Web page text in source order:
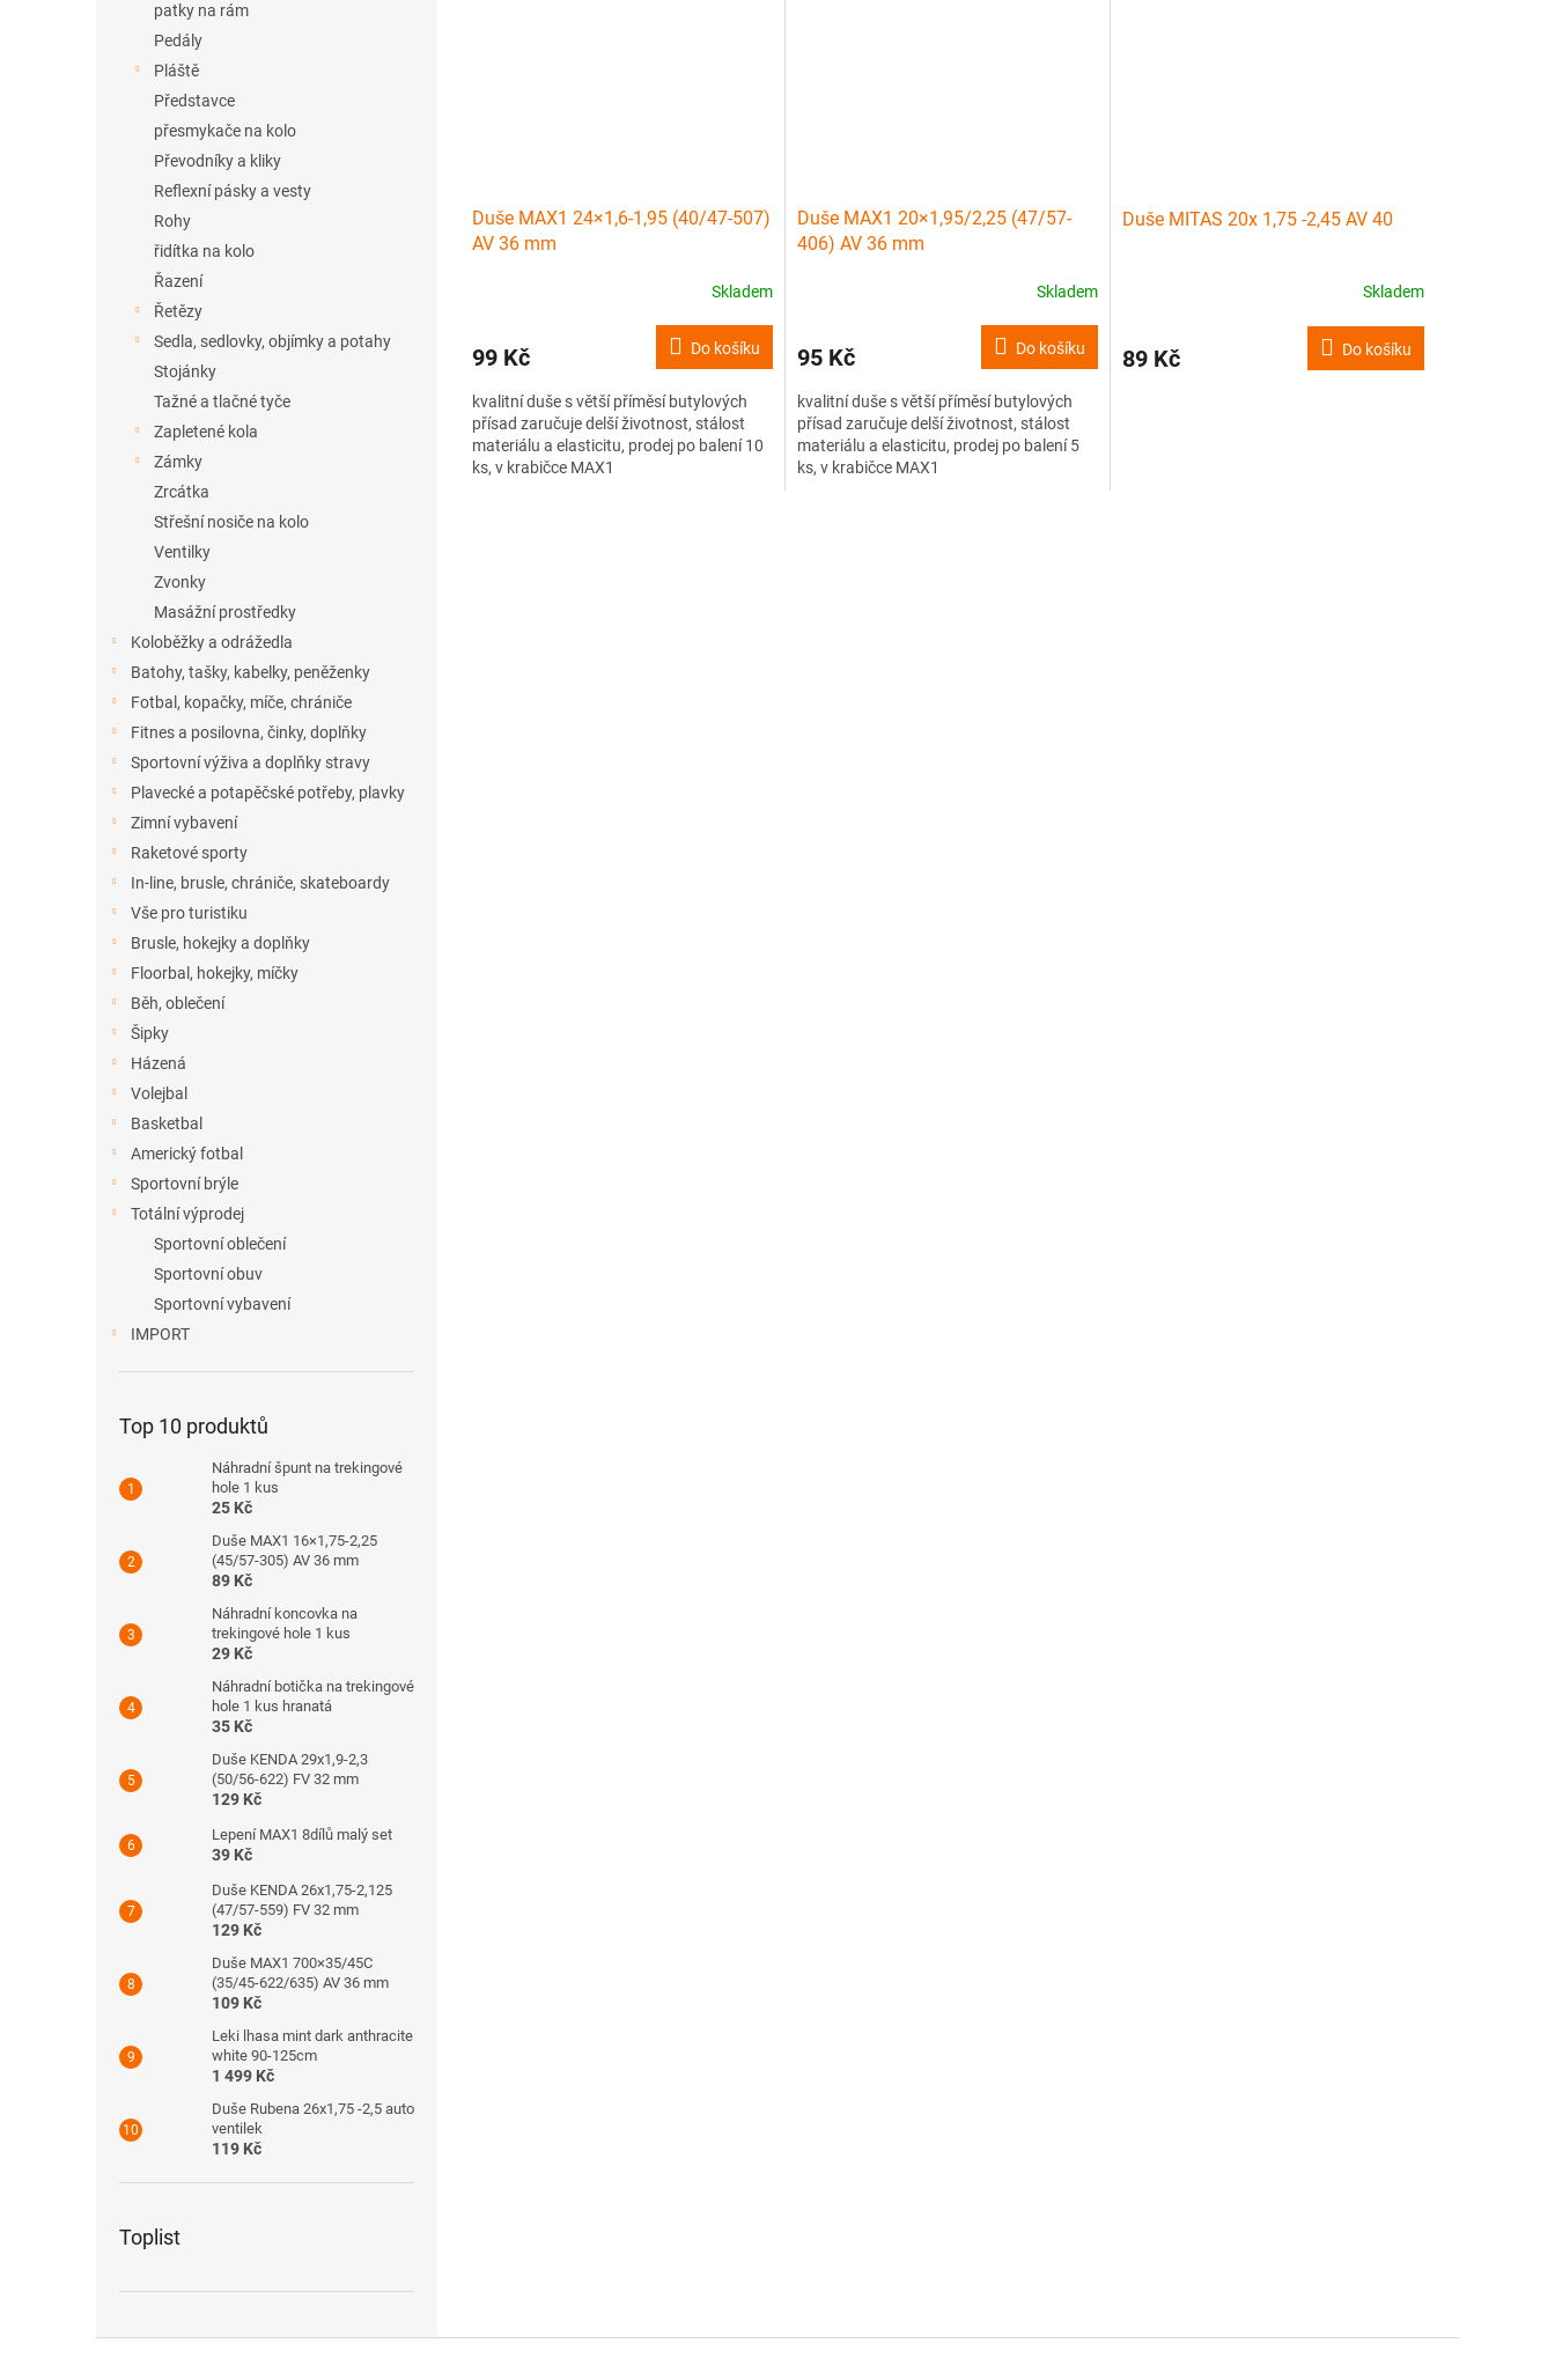
patky na rám
Pedály
Pláště
Představce
přesmykače na kolo
Převodníky a kliky
Reflexní pásky a vesty
Rohy
řidítka na kolo
Řazení
Řetězy
Sedla, sedlovky, objímky a potahy
Stojánky
Tažné a tlačné tyče
Zapletené kola
Zámky
Zrcátka
Střešní nosiče na kolo
Ventilky
Zvonky
Masážní prostředky
Koloběžky a odrážedla
Batohy, tašky, kabelky, peněženky
Fotbal, kopačky, míče, chrániče
Fitnes a posilovna, činky, doplňky
Sportovní výživa a doplňky stravy
Plavecké a potapěčské potřeby, plavky
Zimní vybavení
Raketové sporty
In-line, brusle, chrániče, skateboardy
Vše pro turistiku
Brusle, hokejky a doplňky
Floorbal, hokejky, míčky
Běh, oblečení
Šipky
Házená
Volejbal
Basketbal
Americký fotbal
Sportovní brýle
Totální výprodej
Sportovní oblečení
Sportovní obuv
Sportovní vybavení
IMPORT
Top 10 produktů
Náhradní špunt na trekingové
hole 1 kus
25 Kč
Duše MAX1 16×1,75-2,25
(45/57-305) AV 36 mm
89 Kč
Náhradní koncovka na
trekingové hole 1 kus
29 Kč
Náhradní botička na trekingové
hole 1 kus hranatá
35 Kč
Duše KENDA 29x1,9-2,3
(50/56-622) FV 32 mm
129 Kč
Lepení MAX1 8dílů malý set
39 Kč
Duše KENDA 26x1,75-2,125
(47/57-559) FV 32 mm
129 Kč
Duše MAX1 700×35/45C
(35/45-622/635) AV 36 mm
109 Kč
Leki lhasa mint dark anthracite
white 90-125cm
1 499 Kč
Duše Rubena 26x1,75 -2,5 auto
ventilek
119 Kč
Toplist
Duše MAX1 24×1,6-1,95 (40/47-507)
AV 36 mm
Skladem
99 Kč Do košíku
kvalitní duše s větší příměsí butylových
přísad zaručuje delší životnost, stálost
materiálu a elasticitu, prodej po balení 10
ks, v krabičce MAX1
Duše MAX1 20×1,95/2,25 (47/57-
406) AV 36 mm
Skladem
95 Kč Do košíku
kvalitní duše s větší příměsí butylových
přísad zaručuje delší životnost, stálost
materiálu a elasticitu, prodej po balení 5
ks, v krabičce MAX1
Duše MITAS 20x 1,75 -2,45 AV 40
Skladem
89 Kč Do košíku